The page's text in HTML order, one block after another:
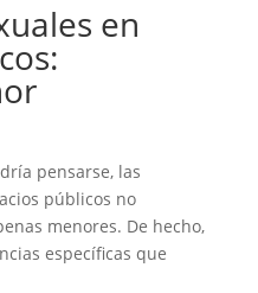
en
pensarse, las
públicos no
menores. De hecho,
específicas que